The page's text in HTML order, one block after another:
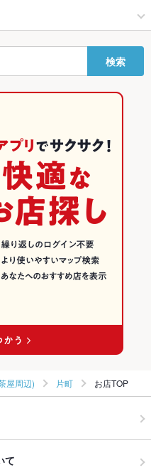
利用ください。
屋
風
食
本料理・懐石・割烹
メランキング
酒屋ランキング
検索
屋周辺) 片町 お店TOP
て